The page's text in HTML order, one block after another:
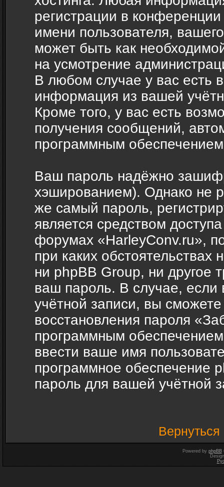
регистрации в
имени пользователя,
может быть как
на усмотрение
В любом случае у вас есть
информация из вашей
Кроме того, у вас есть
получения сообщений,
программным
Ваш пароль надёжно
хэшированием). Однако не
же самый пароль,
является средством
форумах «HarleyConv.ru»,
при каких обстоятельствах
ни phpBB Group, ни другое
ваш пароль. В случае,
учётной записи, вы
восстановления пароля
программным
ввести ваше имя
программное обеспечение
пароль для вашей учётной
Powered by phpBB